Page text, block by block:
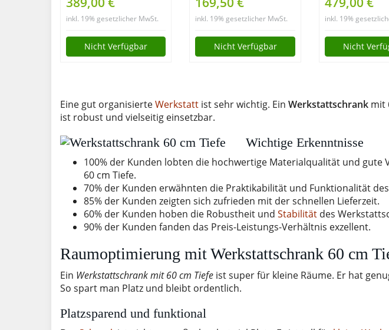
– Wäsche Schrank
aus Stahl mit
Türen,
Garderobenstange,
montiert – Grau,
XXL 60 x 50 x 180
inkl. 19% gesetzlicher MwSt.
Nicht Verfügbar
Böden. Außenmaß
60 x 44 x 93 cm.
Solide
Konstruktion, TÜV
inkl. 19% gesetzlicher MwSt.
Nicht Verfügbar
mit 4
Fachböden,
92 x 60 cm
inkl. 19%
Nicht
Eine gut organisierteWerkstatt ist sehr wichtig. Ein Werkstattschrank mit
ist robust und vielseitig einsetzbar.
Wichtige Erkenntnisse
100% der Kunden lobten die hochwertige Materialqualität und gute
60 cm Tiefe.
70% der Kunden erwähnten die Praktikabilität und Funktionalität
85% der Kunden zeigten sich zufrieden mit der schnellen Lieferzeit.
60% der Kunden hoben die Robustheit und Stabilität des
90% der Kunden fanden das Preis-Leistungs-Verhältnis exzellent.
Raumoptimierung mit Werkstattschrank 60 cm
Ein Werkstattschrank mit 60 cm Tiefe ist super für kleine Räume. Er hat
So spart man Platz und bleibt ordentlich.
Platzsparend und funktional